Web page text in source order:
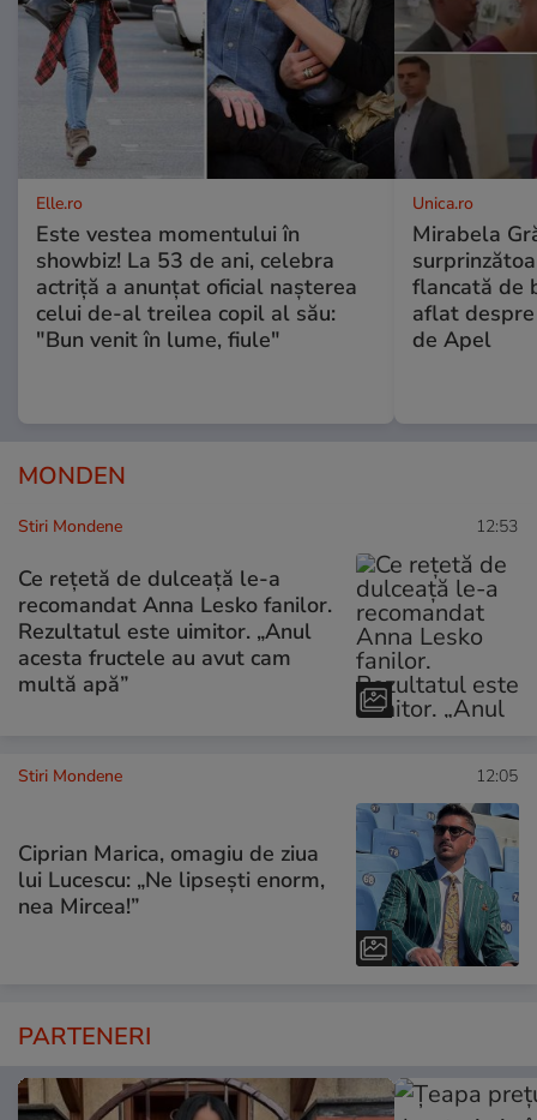
Elle.ro
Este vestea momentului în
showbiz! La 53 de ani, celebra
actriță a anunțat oficial nașterea
celui de-al treilea copil al său:
"Bun venit în lume, fiule"
Unica.ro
Mirabela
flancată de
aflat
de Apel
MONDEN
Stiri Mondene 12:53
Ce rețetă de dulceață le-a
recomandat Anna Lesko fanilor.
Rezultatul este uimitor. „Anul
acesta fructele au avut cam
multă apă”
Stiri Mondene 12:05
Ciprian Marica, omagiu de ziua
lui Lucescu: „Ne lipsești enorm,
nea Mircea!”
PARTENERI